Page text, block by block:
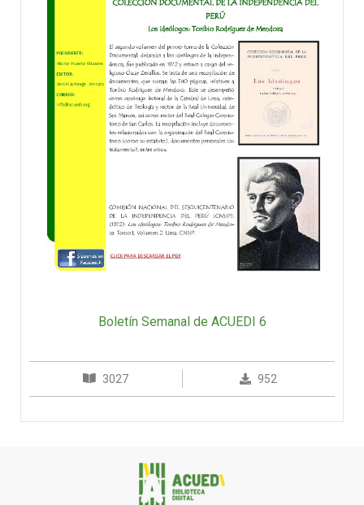
Boletín Semanal de ACUEDI 6
3027 952